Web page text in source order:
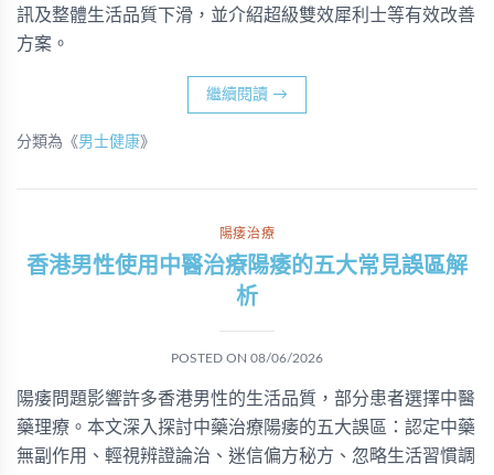
訊及整體生活品質下滑，並介紹超級雙效犀利士等有效改善
方案。
繼續閱讀 →
分類為《男士健康》
陽痿治療
香港男性使用中醫治療陽痿的五大常見誤區解
析
POSTED ON 08/06/2026
陽痿問題影響許多香港男性的生活品質，部分患者選擇中醫
藥理療。本文深入探討中藥治療陽痿的五大誤區：認定中藥
無副作用、輕視辨證論治、迷信偏方秘方、忽略生活習慣調